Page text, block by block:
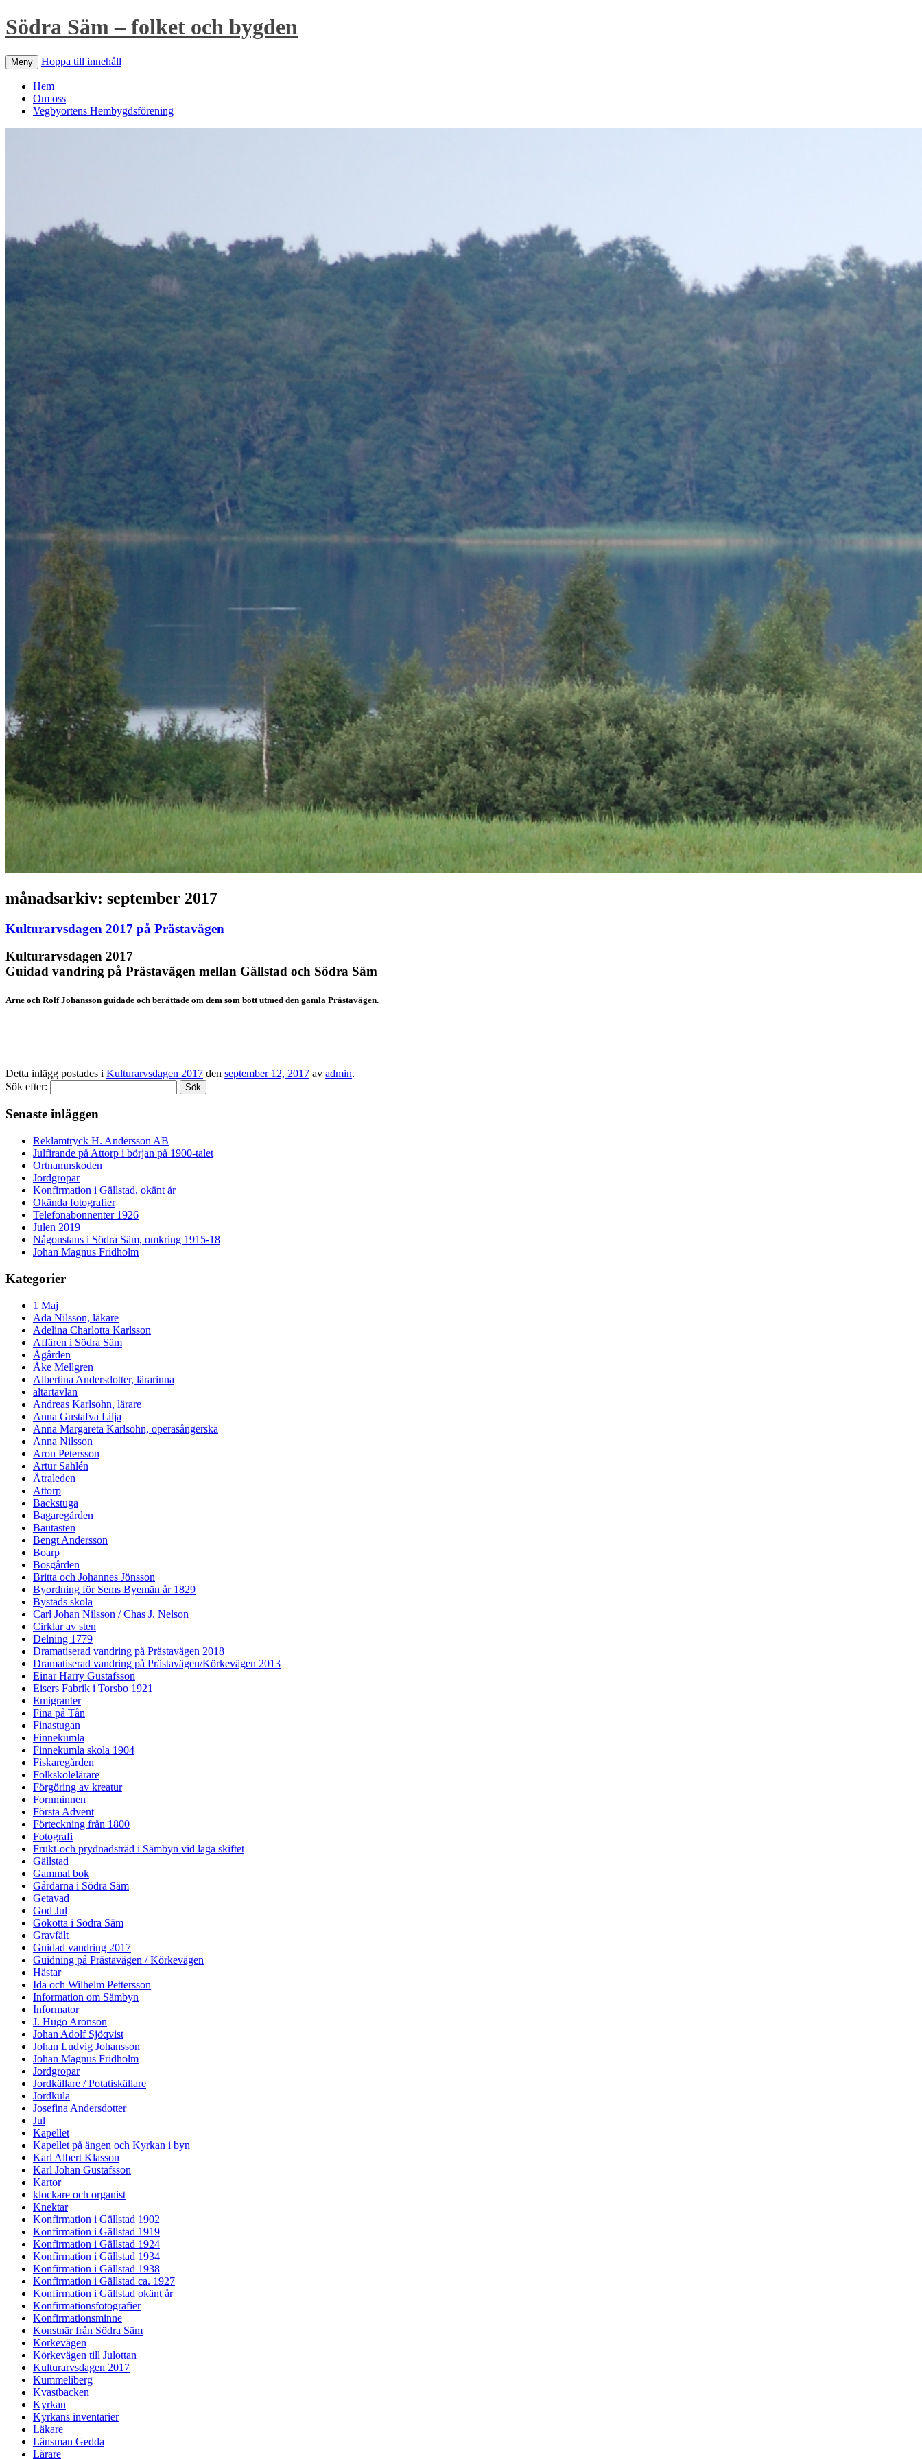
Södra Säm – folket och bygden
Meny Hoppa till innehåll
Hem
Om oss
Vegbyortens Hembygdsförening
månadsarkiv: september 2017
Kulturarvsdagen 2017 på Prästavägen
Kulturarvsdagen 2017
Guidad vandring på Prästavägen mellan Gällstad och Södra Säm
Arne och Rolf Johansson guidade och berättade om dem som bott utmed den gamla Prästavägen.
Detta inlägg postades i Kulturarvsdagen 2017 den september 12, 2017 av admin.
Sök efter:
Senaste inläggen
Reklamtryck H. Andersson AB
Julfirande på Attorp i början på 1900-talet
Ortnamnskoden
Jordgropar
Konfirmation i Gällstad, okänt år
Okända fotografier
Telefonabonnenter 1926
Julen 2019
Någonstans i Södra Säm, omkring 1915-18
Johan Magnus Fridholm
Kategorier
1 Maj
Ada Nilsson, läkare
Adelina Charlotta Karlsson
Affären i Södra Säm
Ågården
Åke Mellgren
Albertina Andersdotter, lärarinna
altartavlan
Andreas Karlsohn, lärare
Anna Gustafva Lilja
Anna Margareta Karlsohn, operasångerska
Anna Nilsson
Aron Petersson
Artur Sahlén
Ätraleden
Attorp
Backstuga
Bagaregården
Bautasten
Bengt Andersson
Boarp
Bosgården
Britta och Johannes Jönsson
Byordning för Sems Byemän år 1829
Bystads skola
Carl Johan Nilsson / Chas J. Nelson
Cirklar av sten
Delning 1779
Dramatiserad vandring på Prästavägen 2018
Dramatiserad vandring på Prästavägen/Körkevägen 2013
Einar Harry Gustafsson
Eisers Fabrik i Torsbo 1921
Emigranter
Fina på Tån
Finastugan
Finnekumla
Finnekumla skola 1904
Fiskaregården
Folkskolelärare
Förgöring av kreatur
Fornminnen
Första Advent
Förteckning från 1800
Fotografi
Frukt-och prydnadsträd i Sämbyn vid laga skiftet
Gällstad
Gammal bok
Gårdarna i Södra Säm
Getavad
God Jul
Gökotta i Södra Säm
Gravfält
Guidad vandring 2017
Guidning på Prästavägen / Körkevägen
Hästar
Ida och Wilhelm Pettersson
Information om Sämbyn
Informator
J. Hugo Aronson
Johan Adolf Sjöqvist
Johan Ludvig Johansson
Johan Magnus Fridholm
Jordgropar
Jordkällare / Potatiskällare
Jordkula
Josefina Andersdotter
Jul
Kapellet
Kapellet på ängen och Kyrkan i byn
Karl Albert Klasson
Karl Johan Gustafsson
Kartor
klockare och organist
Knektar
Konfirmation i Gällstad 1902
Konfirmation i Gällstad 1919
Konfirmation i Gällstad 1924
Konfirmation i Gällstad 1934
Konfirmation i Gällstad 1938
Konfirmation i Gällstad ca. 1927
Konfirmation i Gällstad okänt år
Konfirmationsfotografier
Konfirmationsminne
Konstnär från Södra Säm
Körkevägen
Körkevägen till Julottan
Kulturarvsdagen 2017
Kummeliberg
Kvastbacken
Kyrkan
Kyrkans inventarier
Läkare
Länsman Gedda
Lärare